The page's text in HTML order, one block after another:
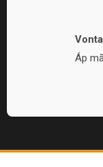
Vonta -